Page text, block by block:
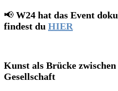
📢 W24 hat das Event
findest du HIER
Kunst als Brücke
Gesellschaft